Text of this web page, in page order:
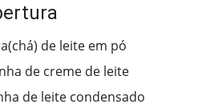
de leite em pó
de creme de leite
de leite condensado